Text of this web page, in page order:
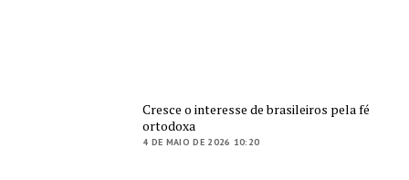
Cresce o interesse de brasileiros pela fé
ortodoxa
4 DE MAIO DE 2026 10:20